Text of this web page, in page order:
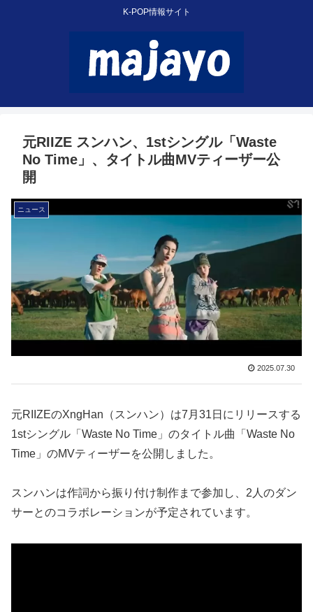
K-POP情報サイト
元RIIZE スンハン、1stシングル「Waste
No Time」、タイトル曲MVティーザー公
開
ニュース
2025.07.30
元RIIZEのXngHan（スンハン）は7月31日にリリースする
1stシングル「Waste No Time」のタイトル曲「Waste No
Time」のMVティーザーを公開しました。
スンハンは作詞から振り付け制作まで参加し、2人のダン
サーとのコラボレーションが予定されています。